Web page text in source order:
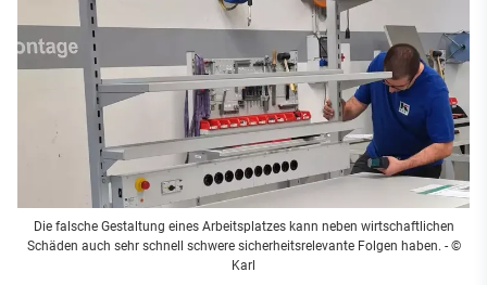
Die falsche Gestaltung eines Arbeitsplatzes kann neben wirtschaftlichen
Schäden auch sehr schnell schwere sicherheitsrelevante Folgen haben. - ©
Karl